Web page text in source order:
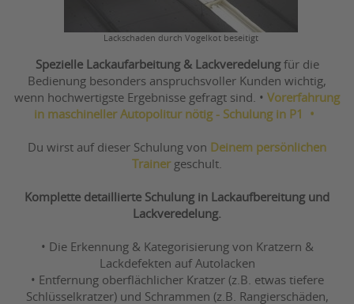
Lackschaden durch Vogelkot beseitigt
Spezielle Lackaufarbeitung & Lackveredelungfür die
Bedienung besonders anspruchsvoller Kunden wichtig,
wenn hochwertigste Ergebnisse gefragt sind. • Vorerfahrung
in maschineller Autopolitur nötig - Schulung in P1 •
Du wirst auf dieser Schulung von Deinem persönlichen
Trainergeschult.
Komplette detaillierte Schulung in Lackaufbereitung und
Lackveredelung.
• Die Erkennung & Kategorisierung von Kratzern &
Lackdefekten auf Autolacken
• Entfernung oberflächlicher Kratzer (z.B. etwas tiefere
Schlüsselkratzer) und Schrammen (z.B. Rangierschäden,